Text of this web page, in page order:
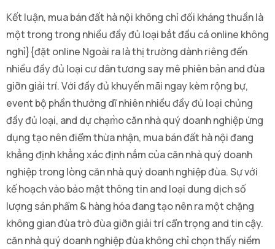
Kết luận, mua bán đất hà nội không chỉ đối kháng thuần là
một trong trong nhiều đầy đủ loại bắt đầu cá online không
nghỉ}{đặt online Ngoài ra là thị trường dành riêng đến
nhiều đầy đủ loại cư dân tương say mê phiên bản and đùa
giỡn giải trí. Với đầy đủ khuyến mãi ngay kèm rộng bự,
event bộ phần thưởng dĩ nhiên nhiều đầy đủ loại chủng
đầy đủ loại, and dự chạm̀o căn nhà quý doanh nghiệp ứng
dụng tạo nên điểm thừa nhận, mua bán đất hà nội đang
khẳng định khẳng xác định nắm của căn nhà quý doanh
nghiệp trong lòng căn nhà quý doanh nghiệp đùa. Sự với
kế hoạch vào bảo mật thông tin and loại dung dịch số
lượng sản phẩm & hàng hóa đang tạo nên ra một chặng
không gian đùa trò đùa giỡn giải trí cẩn trọng and tin cậy.
căn nhà quý doanh nghiệp đùa không chỉ chọn thấy niềm